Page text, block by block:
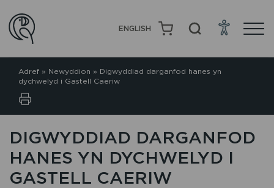
ENGLISH
Adref » Newyddion » Digwyddiad darganfod hanes yn
dychwelyd i Gastell Caeriw
DIGWYDDIAD DARGANFOD
HANES YN DYCHWELYD I
GASTELL CAERIW